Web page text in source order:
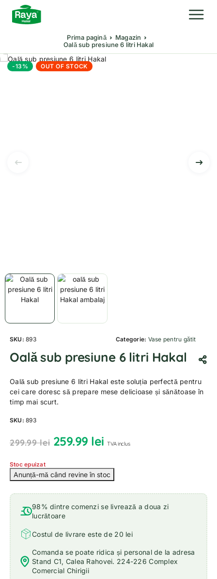
Prima pagină
Magazin
Oală sub presiune 6 litri Hakal
-13% OUT OF STOCK
SKU:893 Categorie: Vase pentru gătit
Oală sub presiune 6 litri Hakal
Oală sub presiune 6 litri Hakal este soluția perfectă pentru
cei care doresc să prepare mese delicioase și sănătoase în
timp mai scurt.
SKU:893
299.99lei 259.99 lei TVA inclus
Stoc epuizat
98% dintre comenzi se livrează a doua zi
lucrătoare
Costul de livrare este de 20 lei
Comanda se poate ridica și personal de la adresa
Stand C1, Calea Rahovei. 224-226 Complex
Comercial Chirigii